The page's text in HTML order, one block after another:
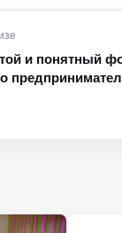
и понятный